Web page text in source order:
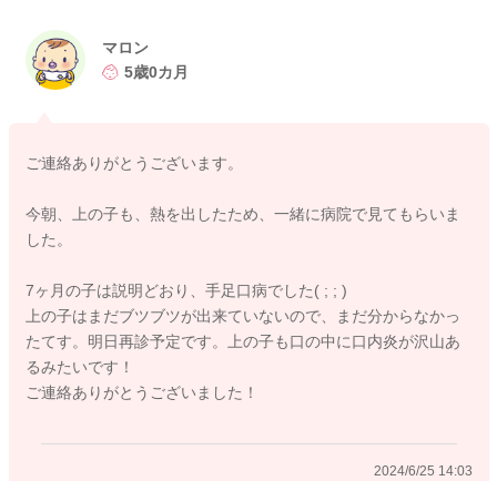
手足口病も出ていたぐらいのお熱が出て、発疹が見られるよう
になります。
っきりとした診断をすることができないことになっておりま
ご心配だと思いますので、再度かかりつけの先生にご相談いた
だくのも良いかと思いました。
良かったら参考になさってみてください。
どうぞよろしくお願いします。
マロン
5歳0カ月
ご連絡ありがとうございます。
今朝、上の子も、熱を出したため、一緒に病院で見てもらいま
した。
7ヶ月の子は説明どおり、手足口病でした( ; ; )
上の子はまだブツブツが出来ていないので、まだ分からなかっ
たてす。明日再診予定です。上の子も口の中に口内炎が沢山あ
るみたいです！
ご連絡ありがとうございました！
2024/6/25 14:03